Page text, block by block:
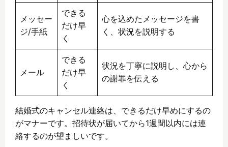
メッセー
ジ/手紙
できる
だけ早
く
心を込めたメッセージを書
く、状況を説明する
メール
できる
だけ早
く
状況を丁寧に説明し、心から
の謝罪を伝える
結婚式のキャンセル連絡は、できるだけ早めにするの
がマナーです。招待状が届いてから1週間以内には連
絡するのが望ましいです。